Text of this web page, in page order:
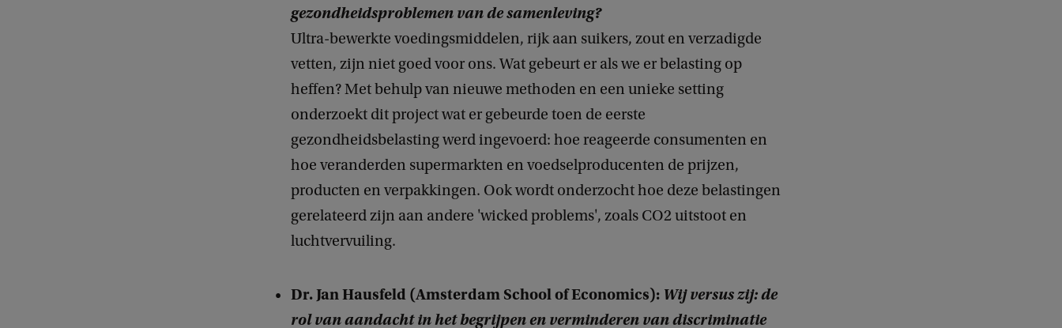
gezondheidsproblemen van de samenleving?
Ultra-bewerkte voedingsmiddelen, rijk aan suikers, zout en verzadigde
vetten, zijn niet goed voor ons. Wat gebeurt er als we er belasting op
heffen? Met behulp van nieuwe methoden en een unieke setting
onderzoekt dit project wat er gebeurde toen de eerste
gezondheidsbelasting werd ingevoerd: hoe reageerde consumenten en
hoe veranderden supermarkten en voedselproducenten de prijzen,
producten en verpakkingen. Ook wordt onderzocht hoe deze belastingen
gerelateerd zijn aan andere 'wicked problems', zoals CO2 uitstoot en
luchtvervuiling.
Dr. Jan Hausfeld (Amsterdam School of Economics): Wij versus zij: de
rol van aandacht in het begrijpen en verminderen van discriminatie